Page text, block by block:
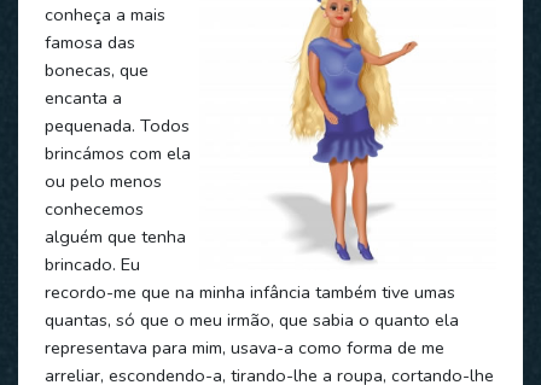
conheça a mais
famosa das
bonecas, que
encanta a
pequenada. Todos
brincámos com ela
ou pelo menos
conhecemos
alguém que tenha
brincado. Eu
recordo-me que na minha infância também tive umas
quantas, só que o meu irmão, que sabia o quanto ela
representava para mim, usava-a como forma de me
arreliar, escondendo-a, tirando-lhe a roupa, cortando-lhe